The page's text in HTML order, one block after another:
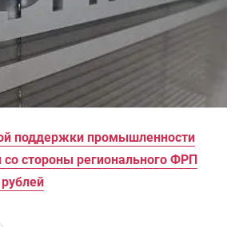
поддержки промышленности
со стороны регионального ФРП